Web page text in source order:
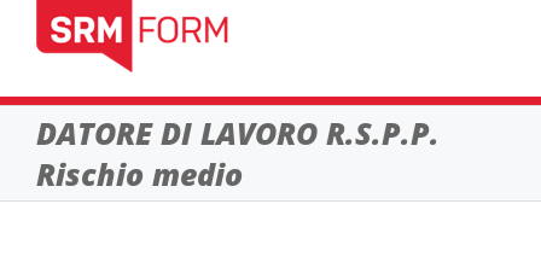
DATORE DI LAVORO R.S.P.P.
Rischio medio